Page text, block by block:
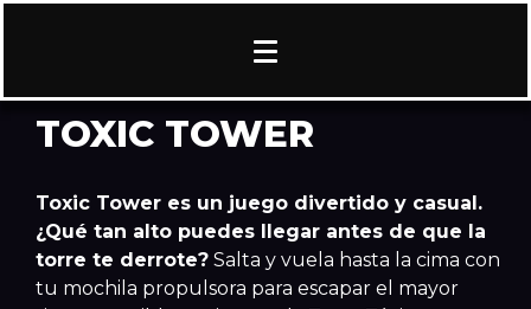
TOXIC TOWER
Toxic Tower es un juego divertido y casual.
¿Qué tan alto puedes llegar antes de que la
torre te derrote? Salta y vuela hasta la cima con
tu mochila propulsora para escapar el mayor